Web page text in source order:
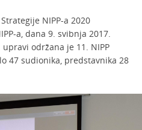
NIPP-a 2020
a, dana 9. svibnja 2017.
održana je 11. NIPP
47 sudionika, predstavnika 28